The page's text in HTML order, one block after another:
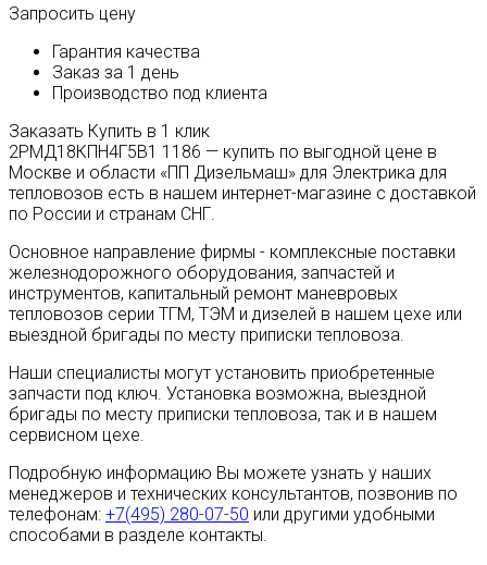
Запросить цену
Гарантия качества
Заказ за 1 день
Производство под клиента
Заказать Купить в 1 клик
2РМД18КПН4Г5В1 1186 — купить по выгодной цене в
Москве и области «ПП Дизельмаш» для Электрика для
тепловозов есть в нашем интернет-магазине с доставкой
по России и странам СНГ.
Основное направление фирмы - комплексные поставки
железнодорожного оборудования, запчастей и
инструментов, капитальный ремонт маневровых
тепловозов серии ТГМ, ТЭМ и дизелей в нашем цехе или
выездной бригады по месту приписки тепловоза.
Наши специалисты могут установить приобретенные
запчасти под ключ. Установка возможна, выездной
бригады по месту приписки тепловоза, так и в нашем
сервисном цехе.
Подробную информацию Вы можете узнать у наших
менеджеров и технических консультантов, позвонив по
телефонам: +7(495) 280-07-50 или другими удобными
способами в разделе контакты.